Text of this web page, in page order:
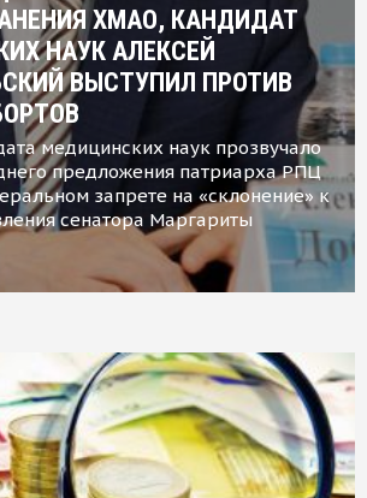
ХМАО, КАНДИДАТ
НАУК АЛЕКСЕЙ
ВЫСТУПИЛ ПРОТИВ
медицинских наук прозвучало
предложения патриарха РПЦ
запрете на «склонение» к
сенатора Маргариты